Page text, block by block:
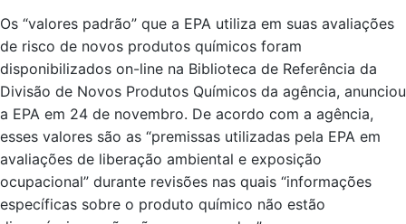
Os “valores padrão” que a EPA utiliza em suas avaliações
de risco de novos produtos químicos foram
disponibilizados on-line na Biblioteca de Referência da
Divisão de Novos Produtos Químicos da agência, anunciou
a EPA em 24 de novembro. De acordo com a agência,
esses valores são as “premissas utilizadas pela EPA em
avaliações de liberação ambiental e exposição
ocupacional” durante revisões nas quais “informações
específicas sobre o produto químico não estão